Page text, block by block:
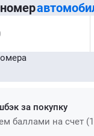
за покупку
баллами на счет